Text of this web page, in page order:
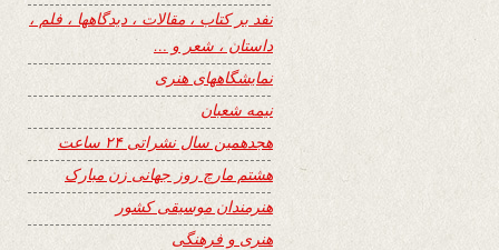
نفد بر کتاب ، مقالات ، دیدگاهها ، فلم ،
داستان ، شعر و …
نمایشگاههای هنری
نیمه شعبان
هجدهمین سال نشراتی ۲۴ ساعت
هشتم مارچ روز جهانی زن مبارک
هنرمندان موسیقی کشور
هنری و فرهنگی